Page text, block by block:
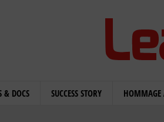
& DOCS SUCCESS STORY HOMMAGE